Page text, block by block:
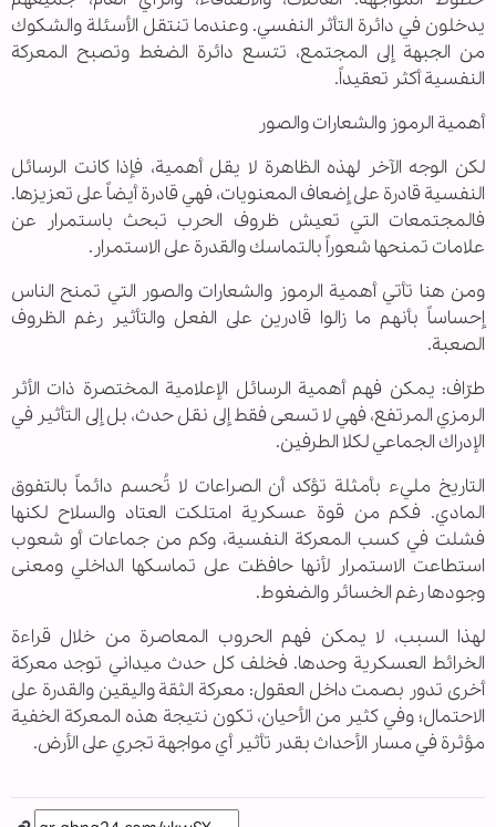
يدخلون في دائرة التأثر النفسي. وعندما تنتقل الأسئلة والشكوك
من الجبهة إلى المجتمع، تتسع دائرة الضغط وتصبح المعركة
النفسية أكثر تعقيداً.
أهمية الرموز والشعارات والصور
لكن الوجه الآخر لهذه الظاهرة لا يقل أهمية، فإذا كانت الرسائل
النفسية قادرة على إضعاف المعنويات، فهي قادرة أيضاً على تعزيزها.
فالمجتمعات التي تعيش ظروف الحرب تبحث باستمرار عن
علامات تمنحها شعوراً بالتماسك والقدرة على الاستمرار.
ومن هنا تأتي أهمية الرموز والشعارات والصور التي تمنح الناس
إحساساً بأنهم ما زالوا قادرين على الفعل والتأثير رغم الظروف
الصعبة.
طرّاف: يمكن فهم أهمية الرسائل الإعلامية المختصرة ذات الأثر
الرمزي المرتفع، فهي لا تسعى فقط إلى نقل حدث، بل إلى التأثير في
الإدراك الجماعي لكلا الطرفين.
التاريخ مليء بأمثلة تؤكد أن الصراعات لا تُحسم دائماً بالتفوق
المادي. فكم من قوة عسكرية امتلكت العتاد والسلاح لكنها
فشلت في كسب المعركة النفسية، وكم من جماعات أو شعوب
استطاعت الاستمرار لأنها حافظت على تماسكها الداخلي ومعنى
وجودها رغم الخسائر والضغوط.
لهذا السبب، لا يمكن فهم الحروب المعاصرة من خلال قراءة
الخرائط العسكرية وحدها. فخلف كل حدث ميداني توجد معركة
أخرى تدور بصمت داخل العقول: معركة الثقة واليقين والقدرة على
الاحتمال؛ وفي كثير من الأحيان، تكون نتيجة هذه المعركة الخفية
مؤثرة في مسار الأحداث بقدر تأثير أي مواجهة تجري على الأرض.